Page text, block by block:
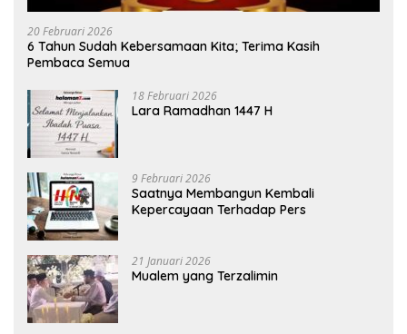
20 Februari 2026
6 Tahun Sudah Kebersamaan Kita; Terima Kasih
Pembaca Semua
18 Februari 2026
Lara Ramadhan 1447 H
9 Februari 2026
Saatnya Membangun Kembali
Kepercayaan Terhadap Pers
21 Januari 2026
Mualem yang Terzalimin